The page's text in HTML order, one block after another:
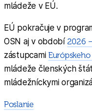
mládeže v EÚ.
EÚ pokračuje v
OSN aj v období 2026
zástupcami
mládeže členských
mládežníckymi
Poslanie